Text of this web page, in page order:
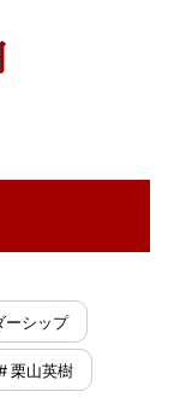
ーシップ
栗山英樹